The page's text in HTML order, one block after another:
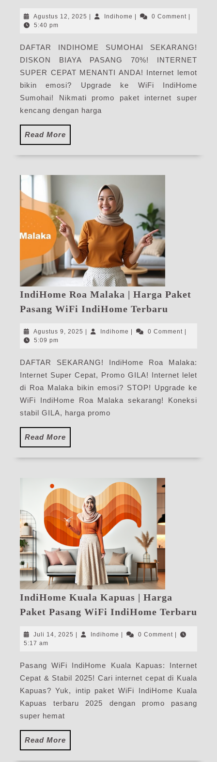
|
Pasang
WiFi
IndiHome
Terbaru
Agustus 12, 2025 AgustusIndihome Indihome0 Comment
5:40 pm
DAFTAR INDIHOME SUMOHAI SEKARANG!
DISKON BIAYA PASANG 70%! INTERNET
SUPER CEPAT MENANTI ANDA! Internet lemot
bikin emosi? Upgrade ke WiFi IndiHome
Sumohai! Nikmati promo paket internet super
kencang dengan harga
Read More
More
IndiHome Roa Malaka | Harga Paket
Pasang WiFi IndiHome Terbaru
Malaka
Paket
Pasang
WiFi
IndiHome
Agustus 9, 2025 AgustusIndihome Indihome0 Comment
5:09 pm
DAFTAR SEKARANG! IndiHome Roa Malaka:
Internet Super Cepat, Promo GILA! Internet lelet
di Roa Malaka bikin emosi? STOP! Upgrade ke
WiFi IndiHome Roa Malaka sekarang! Koneksi
stabil GILA, harga promo
Read More
More
IndiHome Kuala Kapuas | Harga
Paket Pasang WiFi IndiHome Terbaru
Juli 14, 2025 Juli
| Indihome Indihome
| 0 Comment |
5:17 am
Pasang WiFi IndiHome Kuala Kapuas: Internet
Cepat & Stabil 2025! Cari internet cepat di Kuala
Kapuas? Yuk, intip paket WiFi IndiHome Kuala
Kapuas terbaru 2025 dengan promo pasang
super hemat
Read More
More